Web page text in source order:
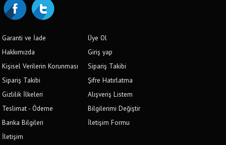
Garanti ve İade
Hakkımızda
Kişisel Verilerin Korunması
Sipariş Takibi
Gizlilik İlkeleri
Teslimat - Ödeme
Banka Bilgileri
İletişim
Üye Ol
Giriş yap
Sipariş Takibi
Şifre Hatırlatma
Alışveriş Listem
Bilgilerimi Değiştir
İletişim Formu